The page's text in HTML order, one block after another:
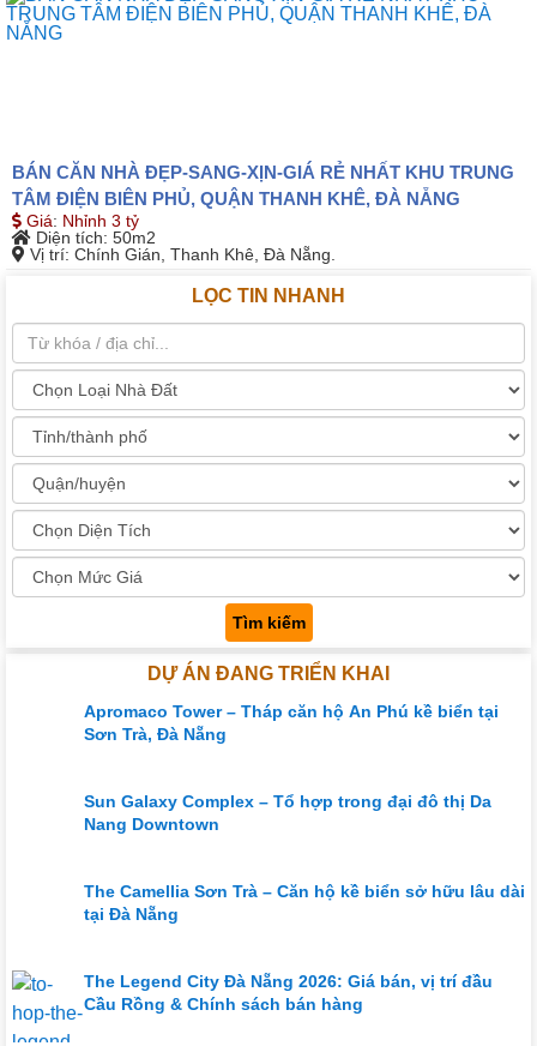
BÁN CĂN NHÀ ĐẸP-SANG-XỊN-GIÁ RẺ NHẤT KHU TRUNG
TÂM ĐIỆN BIÊN PHỦ, QUẬN THANH KHÊ, ĐÀ NẴNG
Giá: Nhỉnh 3 tỷ
Diện tích: 50m2
Vị trí: Chính Gián, Thanh Khê, Đà Nẵng.
LỌC TIN NHANH
Tìm kiếm
DỰ ÁN ĐANG TRIỂN KHAI
Apromaco Tower – Tháp căn hộ An Phú kề biển tại
Sơn Trà, Đà Nẵng
Sun Galaxy Complex – Tổ hợp trong đại đô thị Da
Nang Downtown
The Camellia Sơn Trà – Căn hộ kề biển sở hữu lâu dài
tại Đà Nẵng
The Legend City Đà Nẵng 2026: Giá bán, vị trí đầu
Cầu Rồng & Chính sách bán hàng